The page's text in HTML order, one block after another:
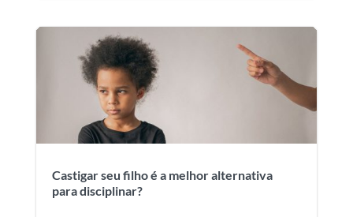
Castigar seu filho é a melhor alternativa
para disciplinar?